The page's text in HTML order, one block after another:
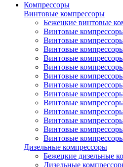
Компрессоры
Винтовые компрессоры
Бежецкие винтовые
Винтовые
Винтовые
Винтовые
Винтовые
Винтовые
Винтовые
Винтовые
Винтовые
Винтовые
Винтовые
Винтовые
Винтовые
Винтовые
Дизельные компрессоры
Бежецкие дизельные
Дизельные